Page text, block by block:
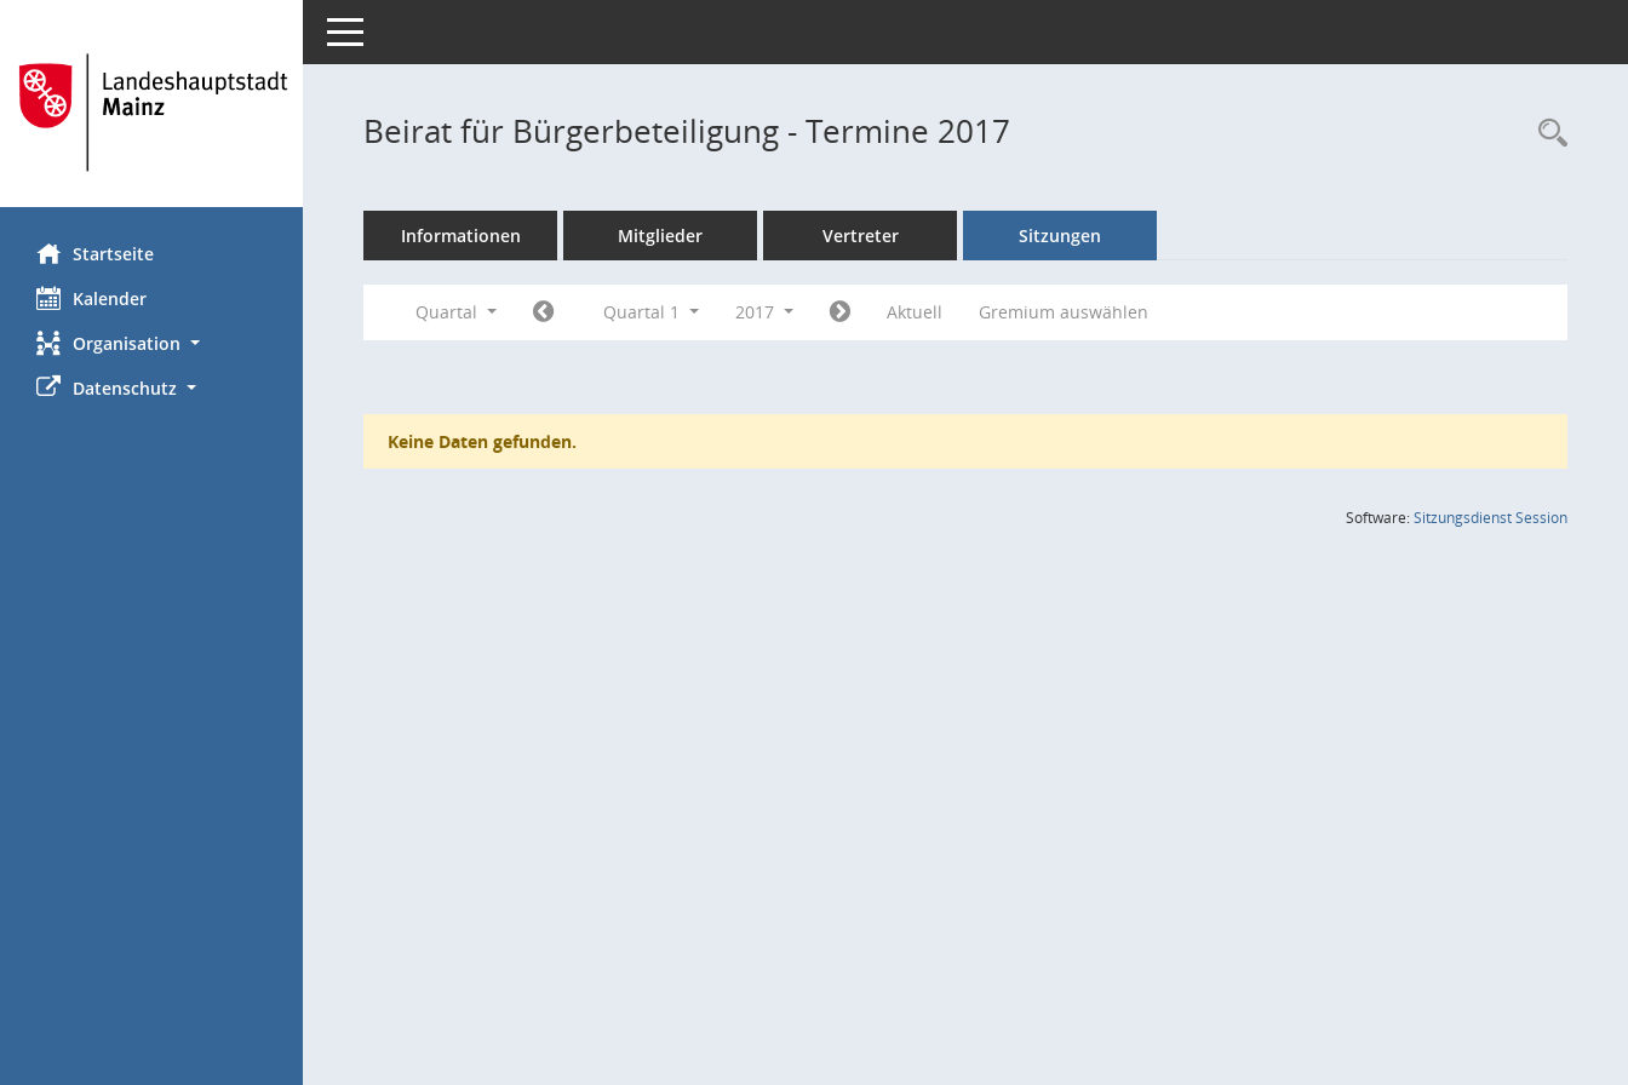
Startseite
Kalender
Organisation
Datenschutz
Toggle navigation
Beirat für Bürgerbeteiligung - Termine 2017
Informationen Mitglieder Vertreter Sitzungen
Quartal Quartal 1 2017 Aktuell Gremium auswählen
Keine Daten gefunden.
Software:SitzungsdienstSession(Wird in